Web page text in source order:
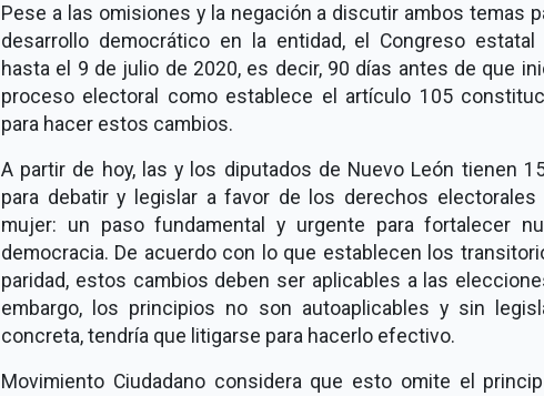
Pese a las omisiones y la negación a discutir ambos temas
desarrollo democrático en la entidad, el Congreso estatal
hasta el 9 de julio de 2020, es decir, 90 días antes de que
proceso electoral como establece el artículo 105
para hacer estos cambios.
A partir de hoy, las y los diputados de Nuevo León tienen
para debatir y legislar a favor de los derechos electorales
mujer: un paso fundamental y urgente para fortalecer
democracia. De acuerdo con lo que establecen los
paridad, estos cambios deben ser aplicables a las
embargo, los principios no son autoaplicables y sin
concreta, tendría que litigarse para hacerlo efectivo.
Movimiento Ciudadano considera que esto omite el